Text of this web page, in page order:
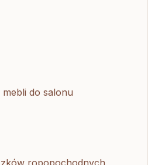
do salonu
ropopochodnych